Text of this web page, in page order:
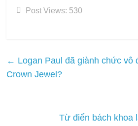
Post Views: 530
← Logan Paul đã giành chức vô
Crown Jewel?
Từ điển bách khoa